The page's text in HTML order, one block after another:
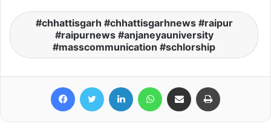
chhattisgarh #chhattisgarhnews #raipur
#raipurnews #anjaneyauniversity
#masscommunication #schlorship
FacebookTwitter LinkedIn WhatsAppShare via Email